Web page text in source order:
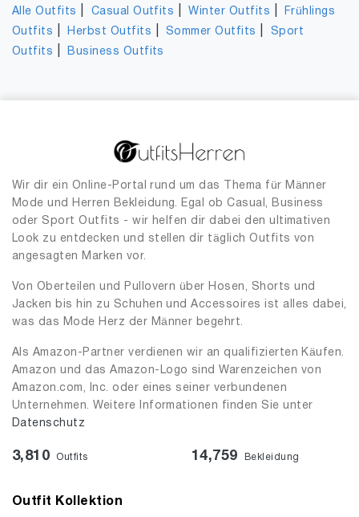
Alle Outfits Casual Outfits |Winter Outfits
Frühlings
Outfits
Herbst Outfits Sommer Outfits
Sport
Outfits
Business Outfits
Wir dir ein Online-Portal rund um das Thema für Männer
Mode und Herren Bekleidung. Egal ob Casual, Business
oder Sport Outfits - wir helfen dir dabei den ultimativen
Look zu entdecken und stellen dir täglich Outfits von
angesagten Marken vor.
Von Oberteilen und Pullovern über Hosen, Shorts und
Jacken bis hin zu Schuhen und Accessoires ist alles dabei,
was das Mode Herz der Männer begehrt.
Als Amazon-Partner verdienen wir an qualifizierten Käufen.
Amazon und das Amazon-Logo sind Warenzeichen von
Amazon.com, Inc. oder eines seiner verbundenen
Unternehmen. Weitere Informationen finden Sie unter
Datenschutz
3,810 Outfits 14,759 Bekleidung
Outfit Kollektion